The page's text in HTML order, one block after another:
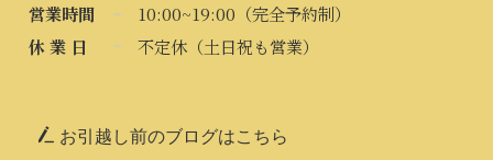
営業時間
10:00~19:00（完全予約制）
休 業 日
不定休（土日祝も営業）
お引越し前のブログはこちら